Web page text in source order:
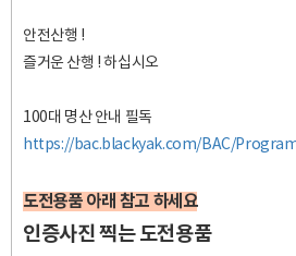
안전산행 !
즐거운 산행 ! 하십시오
100대 명산 안내 필독
https://bac.blackyak.com/BAC/
도전용품 아래 참고 하세요
인증사진 찍는 도전용품